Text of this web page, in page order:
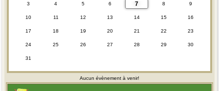
3 4 5 6 7 8 9
10 11 12 13 14 15 16
17 18 19 20 21 22 23
24 25 26 27 28 29 30
31
Aucun évènement à venir!